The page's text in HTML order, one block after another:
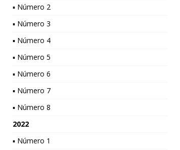
▪ Número 2
▪ Número 3
▪ Número 4
▪ Número 5
▪ Número 6
▪ Número 7
▪ Número 8
2022
▪ Número 1